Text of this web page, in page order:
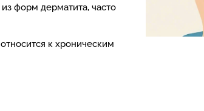
форм дерматита, часто
к хроническим